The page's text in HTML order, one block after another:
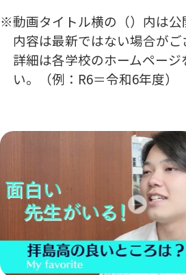
動画タイトル横の（）内は公
内容は最新ではない場合がご
詳細は各学校のホームページ
い。（例：R6＝令和6年度）